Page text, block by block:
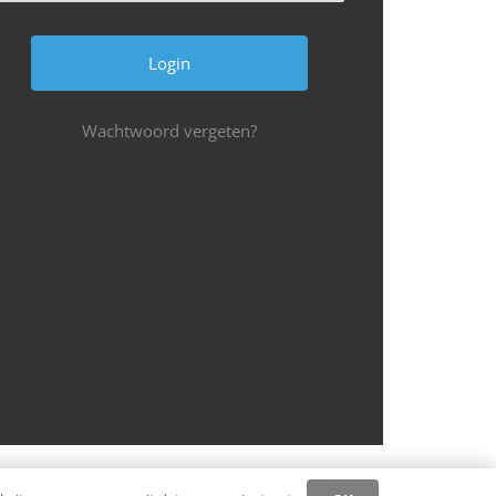
Wachtwoord vergeten?